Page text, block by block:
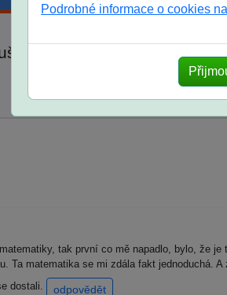
na SŠ? Vaše ohlasy po
Podrobné informace o cookies
tak první co mě napadlo, bylo, že
Ta matematika se mi zdála fakt jednoduchá.
dostali.
odpovědět